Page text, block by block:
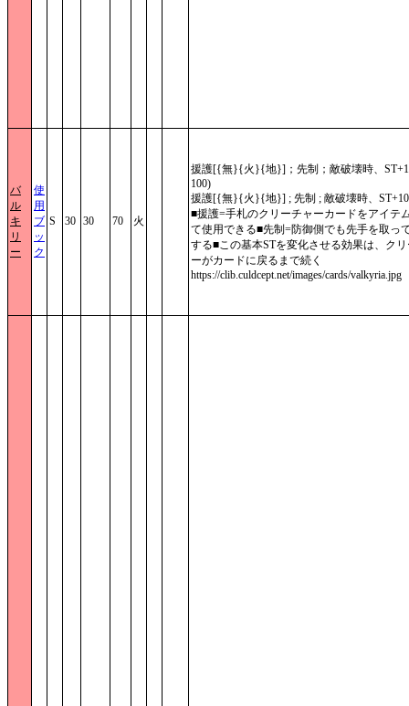
バ
ル
キ
リ
ー
使
用
ブ
ッ
ク
S 30 30 70 火
援護[{無}{火}{地}]；先制；敵破壊時、
100)
援護[{無}{火}{地}] ; 先制 ; 敵破壊時、ST+10
■援護=手札のクリーチャーカードをアイテ
て使用できる■先制=防御側でも先手を取っ
する■この基本STを変化させる効果は、ク
ーがカードに戻るまで続く
https://clib.culdcept.net/images/cards/valkyria.jpg